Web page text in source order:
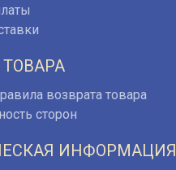
ТОВАРА
возврата товара
сторон
ИНФОРМАЦИЯ